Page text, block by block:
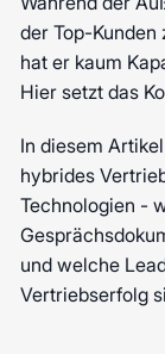
der Top-
hat er kaum
Hier setzt das
In diesem
hybrides
Technologien -
und welche
Vertriebserfolg